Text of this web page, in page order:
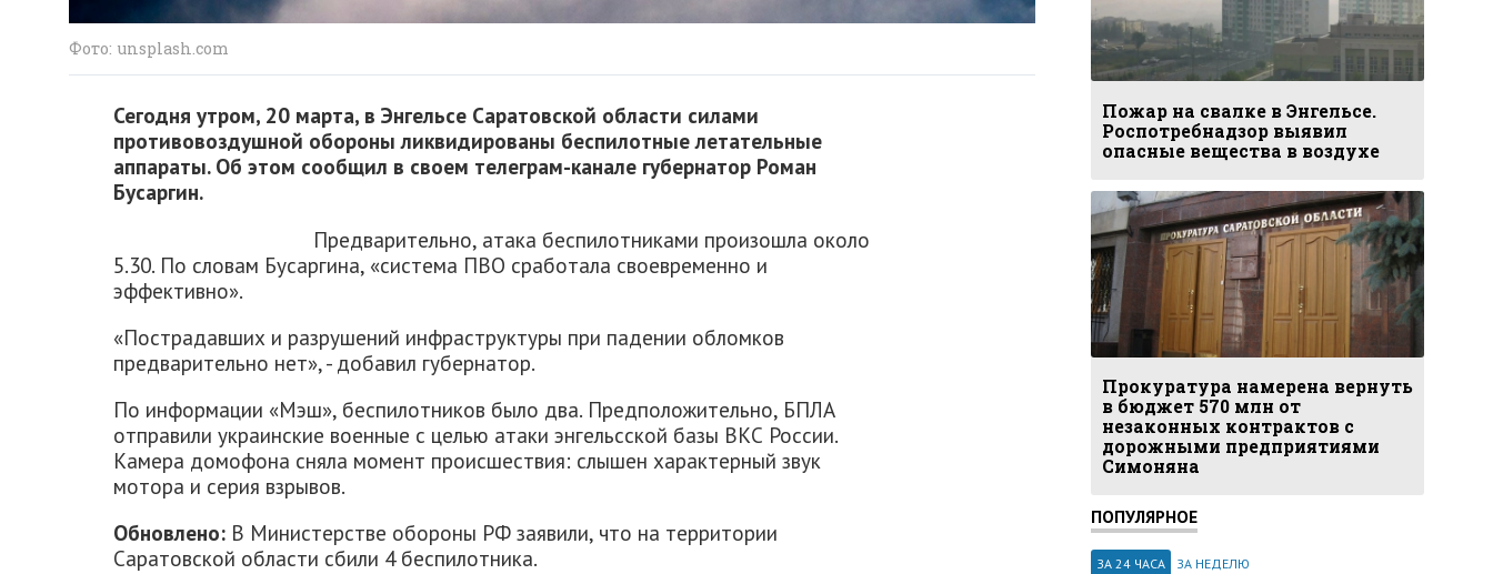
Фото: unsplash.com
Сегодня утром, 20 марта, в Энгельсе Саратовской области силами
противовоздушной обороны ликвидированы беспилотные летательные
аппараты. Об этом сообщил в своем телеграм-канале губернатор Роман
Бусаргин.
Предварительно, атака беспилотниками произошла около
5.30. По словам Бусаргина, «система ПВО сработала своевременно и
эффективно».
«Пострадавших и разрушений инфраструктуры при падении обломков
предварительно нет», - добавил губернатор.
По информации «Мэш», беспилотников было два. Предположительно, БПЛА
отправили украинские военные с целью атаки энгельсской базы ВКС России.
Камера домофона сняла момент происшествия: слышен характерный звук
мотора и серия взрывов.
Обновлено: В Министерстве обороны РФ заявили, что на территории
Саратовской области сбили 4 беспилотника.
Пожар на свалке в Энгельсе.
Роспотребнадзор выявил
опасные вещества в воздухе
Прокуратура намерена вернуть
в бюджет 570 млн от
незаконных контрактов с
дорожными предприятиями
Симоняна
ПОПУЛЯРНОЕ
ЗА 24 ЧАСА ЗА НЕДЕЛЮ